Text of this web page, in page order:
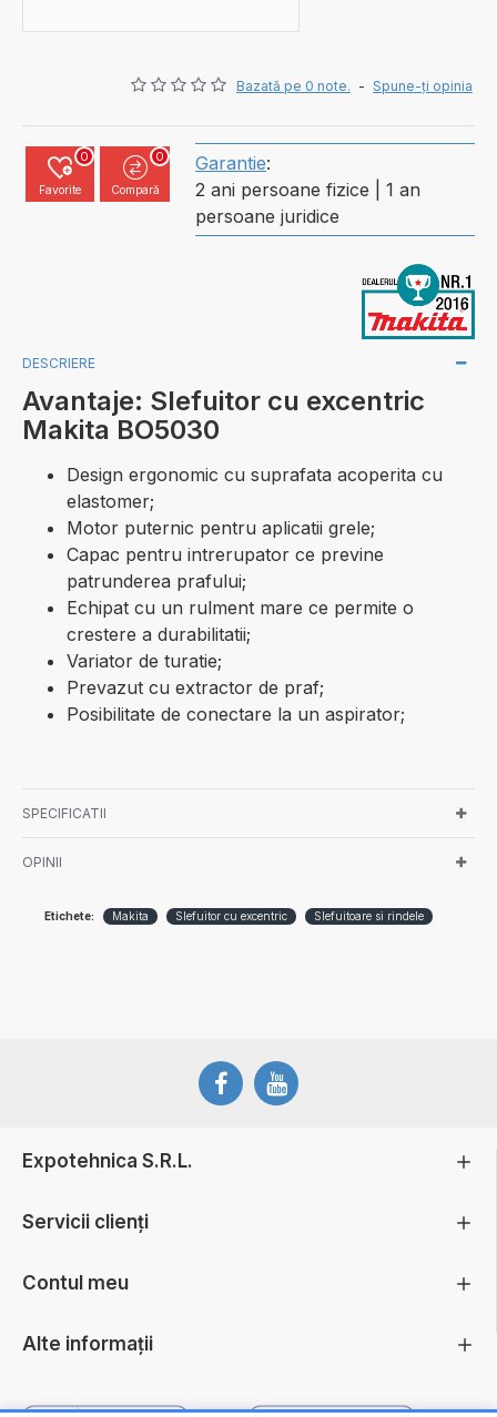
Bazată pe 0 note. - Spune-ţi opinia
Favorite
0
Compară
0 Garantie:
2 ani persoane fizice | 1 an
persoane juridice
DESCRIERE
Avantaje: Slefuitor cu excentric
Makita BO5030
Design ergonomic cu suprafata acoperita cu
elastomer;
Motor puternic pentru aplicatii grele;
Capac pentru intrerupator ce previne
patrunderea prafului;
Echipat cu un rulment mare ce permite o
crestere a durabilitatii;
Variator de turatie;
Prevazut cu extractor de praf;
Posibilitate de conectare la un aspirator;
SPECIFICATII
OPINII
Etichete: Makita Slefuitor cu excentric Slefuitoare si rindele
Expotehnica S.R.L.
Servicii clienți
Contul meu
Alte informații